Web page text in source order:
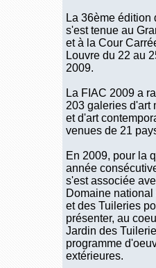
La 36ème édition
s'est tenue au
et à la Cour
Louvre du 22 au
2009.
La FIAC 2009 a
203 galeries d'art
et d'art
venues de 21
En 2009, pour la
année
s'est associée
Domaine national
et des Tuileries
présenter, au
Jardin des
programme
extérieures.